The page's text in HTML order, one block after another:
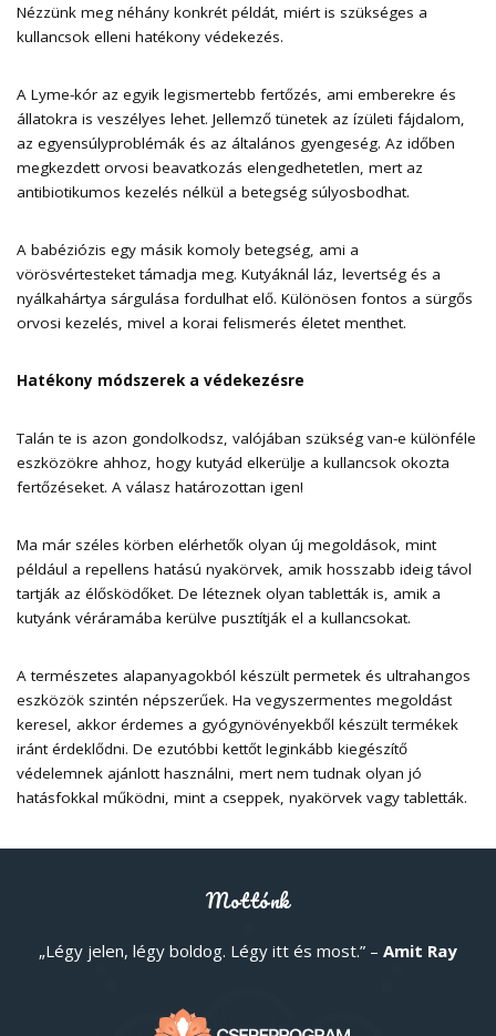
Nézzünk meg néhány konkrét példát, miért is szükséges a
kullancsok elleni hatékony védekezés.
A Lyme-kór az egyik legismertebb fertőzés, ami emberekre és
állatokra is veszélyes lehet. Jellemző tünetek az ízületi fájdalom,
az egyensúlyproblémák és az általános gyengeség. Az időben
megkezdett orvosi beavatkozás elengedhetetlen, mert az
antibiotikumos kezelés nélkül a betegség súlyosbodhat.
A babéziózis egy másik komoly betegség, ami a
vörösvértesteket támadja meg. Kutyáknál láz, levertség és a
nyálkahártya sárgulása fordulhat elő. Különösen fontos a sürgős
orvosi kezelés, mivel a korai felismerés életet menthet.
Hatékony módszerek a védekezésre
Talán te is azon gondolkodsz, valójában szükség van-e különféle
eszközökre ahhoz, hogy kutyád elkerülje a kullancsok okozta
fertőzéseket. A válasz határozottan igen!
Ma már széles körben elérhetők olyan új megoldások, mint
például a repellens hatású nyakörvek, amik hosszabb ideig távol
tartják az élősködőket. De léteznek olyan tabletták is, amik a
kutyánk véráramába kerülve pusztítják el a kullancsokat.
A természetes alapanyagokból készült permetek és ultrahangos
eszközök szintén népszerűek. Ha vegyszermentes megoldást
keresel, akkor érdemes a gyógynövényekből készült termékek
iránt érdeklődni. De ezutóbbi kettőt leginkább kiegészítő
védelemnek ajánlott használni, mert nem tudnak olyan jó
hatásfokkal működni, mint a cseppek, nyakörvek vagy tabletták.
Mottónk
„Légy jelen, légy boldog. Légy itt és most.” – Amit Ray